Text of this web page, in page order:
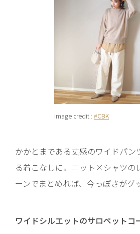
image credit : #CBK
かかとまである丈感のワイドパン
る着こなしに。ニット×シャツの
ーンでまとめれば、今っぽさがグ
ワイドシルエットのサロペットコ